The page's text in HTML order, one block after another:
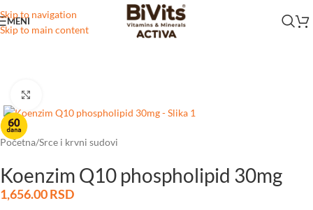
Skip to navigation
Skip to main content
MENI
Početna/Srce i krvni sudovi
Koenzim Q10 phospholipid 30mg
1,656.00RSD